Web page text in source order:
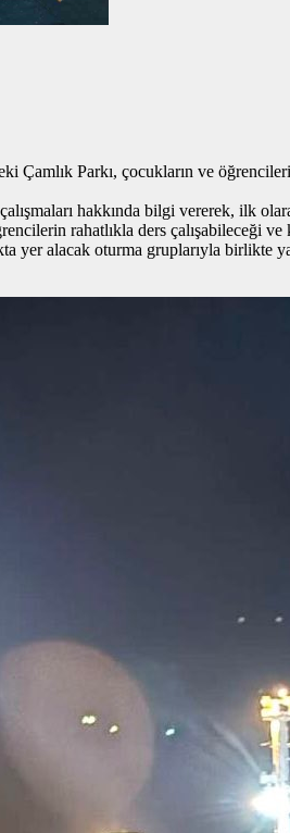
Çamlık Parkı, çocukların ve
hakkında bilgi vererek, ilk
rahatlıkla ders çalışabileceği
yer alacak oturma gruplarıyla birlikte